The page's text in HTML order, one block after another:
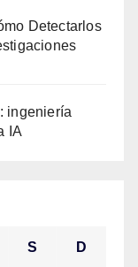
Detectarlos
ingeniería
IA
S D